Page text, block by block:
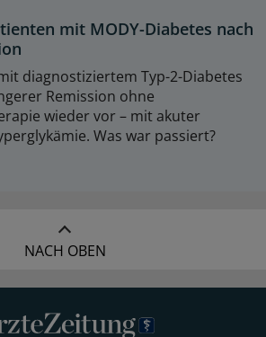
mit MODY-Diabetes nach
diagnostiziertem Typ-2-Diabetes
Remission ohne
wieder vor – mit akuter
Was war passiert?
NACH OBEN